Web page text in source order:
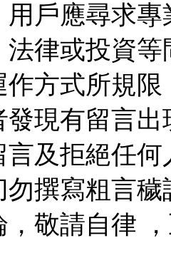
用戶應尋求
法律或投資
作方式所規
發現有留言
言及拒絕任
勿撰寫粗言
，敬請自律